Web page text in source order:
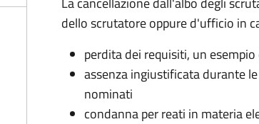
dello scrutatore oppure d'ufficio in
perdita dei requisiti, un
assenza ingiustificata durante
nominati
condanna per reati in materia